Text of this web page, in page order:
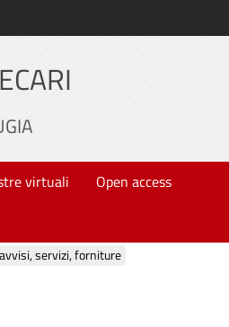
virtuali
Open access
servizi, forniture